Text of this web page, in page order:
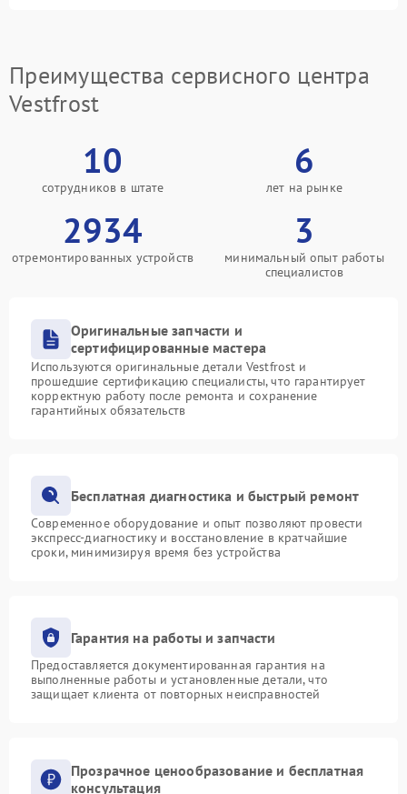
Преимущества сервисного центра
Vestfrost
10
сотрудников в штате
6
лет на рынке
2934
отремонтированных устройств
3
минимальный опыт работы
специалистов
Оригинальные запчасти и
сертифицированные мастера
Используются оригинальные детали Vestfrost и
прошедшие сертификацию специалисты, что гарантирует
корректную работу после ремонта и сохранение
гарантийных обязательств
Бесплатная диагностика и быстрый ремонт
Современное оборудование и опыт позволяют провести
экспресс-диагностику и восстановление в кратчайшие
сроки, минимизируя время без устройства
Гарантия на работы и запчасти
Предоставляется документированная гарантия на
выполненные работы и установленные детали, что
защищает клиента от повторных неисправностей
Прозрачное ценообразование и бесплатная
консультация